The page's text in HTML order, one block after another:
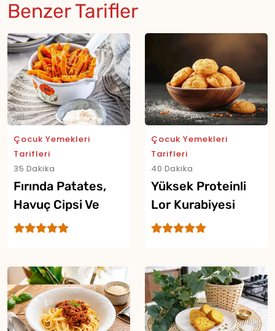
Benzer Tarifler
Çocuk Yemekleri
Tarifleri
35 Dakika
Fırında Patates,
Havuç Cipsi Ve
Yoğurtlu Dip Sos
Çocuk Yemekleri
Tarifleri
40 Dakika
Yüksek Proteinli
Lor Kurabiyesi